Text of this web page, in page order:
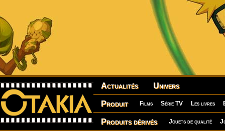
Actualités Univers
Produit Films Série TV Les livres
Produits dérivés Jouets de qualité